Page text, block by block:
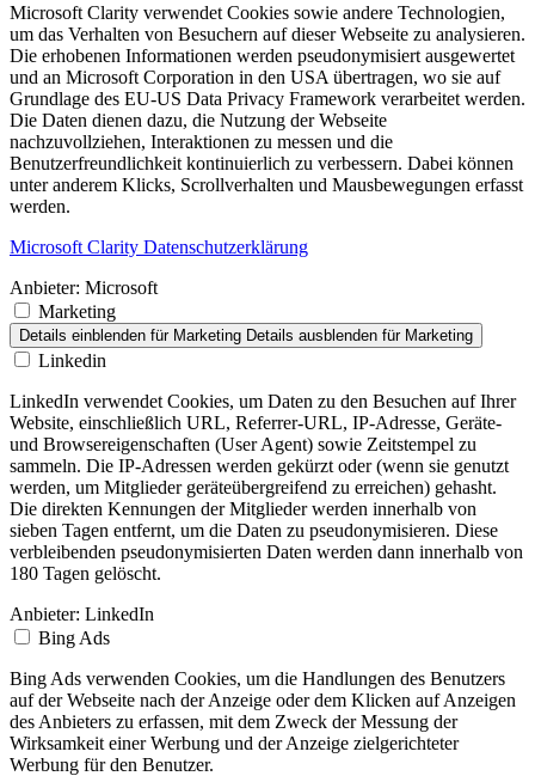
Microsoft Clarity verwendet Cookies sowie andere Technologien,
um das Verhalten von Besuchern auf dieser Webseite zu analysieren.
Die erhobenen Informationen werden pseudonymisiert ausgewertet
und an Microsoft Corporation in den USA übertragen, wo sie auf
Grundlage des EU-US Data Privacy Framework verarbeitet werden.
Die Daten dienen dazu, die Nutzung der Webseite
nachzuvollziehen, Interaktionen zu messen und die
Benutzerfreundlichkeit kontinuierlich zu verbessern. Dabei können
unter anderem Klicks, Scrollverhalten und Mausbewegungen erfasst
werden.
Microsoft Clarity Datenschutzerklärung
Anbieter: Microsoft
Marketing
Details einblenden für Marketing Details ausblenden für Marketing
Linkedin
LinkedIn verwendet Cookies, um Daten zu den Besuchen auf Ihrer
Website, einschließlich URL, Referrer-URL, IP-Adresse, Geräte-
und Browsereigenschaften (User Agent) sowie Zeitstempel zu
sammeln. Die IP-Adressen werden gekürzt oder (wenn sie genutzt
werden, um Mitglieder geräteübergreifend zu erreichen) gehasht.
Die direkten Kennungen der Mitglieder werden innerhalb von
sieben Tagen entfernt, um die Daten zu pseudonymisieren. Diese
verbleibenden pseudonymisierten Daten werden dann innerhalb von
180 Tagen gelöscht.
Anbieter: LinkedIn
Bing Ads
Bing Ads verwenden Cookies, um die Handlungen des Benutzers
auf der Webseite nach der Anzeige oder dem Klicken auf Anzeigen
des Anbieters zu erfassen, mit dem Zweck der Messung der
Wirksamkeit einer Werbung und der Anzeige zielgerichteter
Werbung für den Benutzer.